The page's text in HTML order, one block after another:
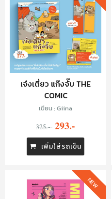
เจ๋งเตี๋ยว แก๊งจั๊บ THE
COMIC
เขียน : Giina
325.- 293.-
เพิ่มใส่รถเข็น
NEW